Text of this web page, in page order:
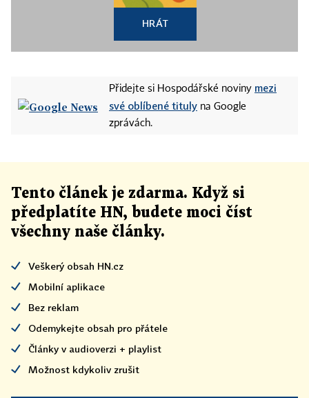
HRÁT
Přidejte si Hospodářské noviny mezi
své oblíbené tituly na Google
zprávách.
Tento článek je zdarma. Když si
předplatíte HN, budete moci číst
všechny naše články.
Veškerý obsah HN.cz
Mobilní aplikace
Bez reklam
Odemykejte obsah pro přátele
Články v audioverzi + playlist
Možnost kdykoliv zrušit